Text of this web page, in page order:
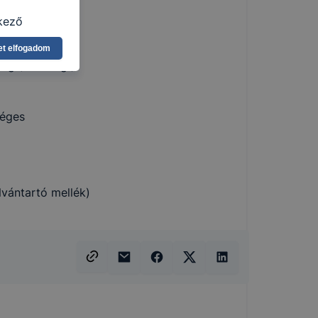
mellék)
Ön
vagy
jobb
ezek
elfogadom